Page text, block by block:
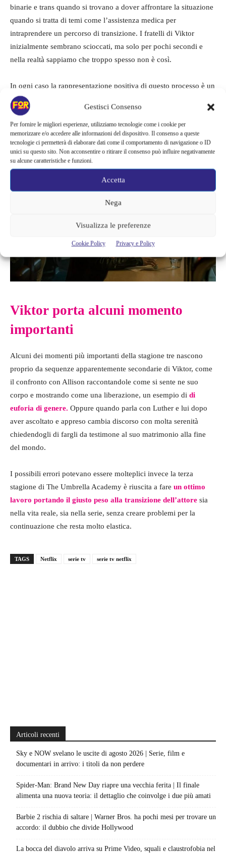
Gestisci Consenso
Per fornire le migliori esperienze, utilizziamo tecnologie come i cookie per
memorizzare e/o accedere alle informazioni del dispositivo. Il consenso a queste
tecnologie ci permetterà di elaborare dati come il comportamento di navigazione o ID
unici su questo sito. Non acconsentire o ritirare il consenso può influire negativamente
su alcune caratteristiche e funzioni.
Accetta
Nega
Visualizza le preferenze
Cookie Policy Privacy e Policy
binarie e trans quando si trovano a dover affrontare la situazione
quando si tratta di temi come l’assistenza medica per
intraprendere un percorso di transizione. I fratelli di Viktor
inizialmente sembrano scioccati, ma solo per pochi secondi e
nella realtà sappiamo che troppo spesso non è così.
In ogni caso la rappresentazione positiva di questo processo è un
buon punto su cui riflettere e che nonostante i timori o le
incertezze forse dovrebbe sempre essere così,
spaventano ma non devono portare a odio ed emarginazione,
inoltre è stata perfetta per proseguire la serie in modo corretto.
Viktor porta alcuni momento
importanti
Alcuni dei momenti più importanti della stagione tre nascono
proprio da sequenze apparentemente secondarie di Viktor, come
il confronto con Allison raccontandole come si sente ne suo
corpo e mostrando come una liberazione, un esempio di di
euforia di genere. Oppure quando parla con Luther e lui dopo
aver ascoltato e appreso cambia discorso con molta serenità
chiedendogli di fargli da testimone al suo matrimonio alla fine
del mondo.
I possibili errori potevano essere molteplici invece la terza
stagione di The Umbrella Academy è riuscita a fare un ottimo
lavoro portando il giusto peso alla transizione dell’attore sia
nella vita reale, sia nella serie, senza creare problemi per la
continuazione che resta molto elastica.
TAGS Netflix serie tv serie tv netflix
Articoli recenti
Sky e NOW svelano le uscite di agosto 2026 | Serie, film e
documentari in arrivo: i titoli da non perdere
Spider-Man: Brand New Day riapre una vecchia ferita | Il finale
alimenta una nuova teoria: il dettaglio che coinvolge i due più amati
Barbie 2 rischia di saltare | Warner Bros. ha pochi mesi per trovare un
accordo: il dubbio che divide Hollywood
La bocca del diavolo arriva su Prime Video, squali e claustrofobia nel